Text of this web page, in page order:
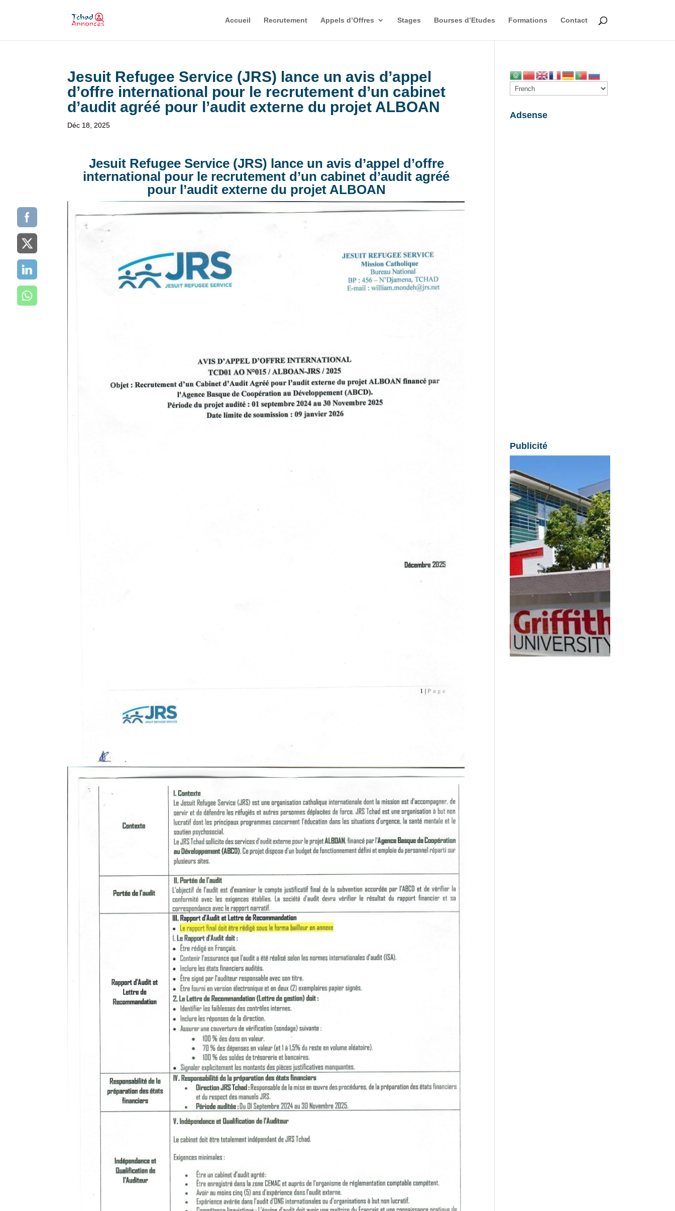
Accueil Recrutement Appels d’Offres Stages Bourses d’Etudes Formations Contact
Jesuit Refugee Service (JRS) lance un avis d’appel
d’offre international pour le recrutement d’un cabinet
d’audit agréé pour l’audit externe du projet ALBOAN
Déc 18, 2025
Jesuit Refugee Service (JRS) lance un avis d’appel d’offre
international pour le recrutement d’un cabinet d’audit agréé
pour l’audit externe du projet ALBOAN
Adsense
Publicité